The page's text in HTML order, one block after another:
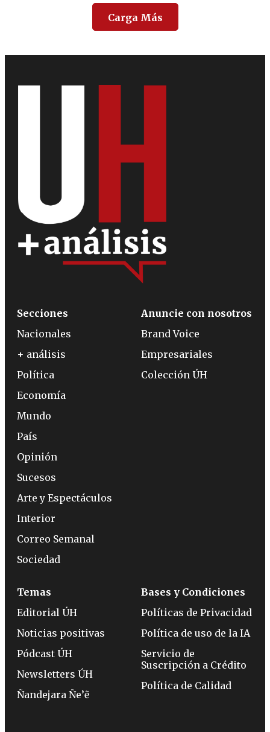
Carga Más
Secciones
Nacionales
+ análisis
Política
Economía
Mundo
País
Opinión
Sucesos
Arte y Espectáculos
Interior
Correo Semanal
Sociedad
Anuncie con nosotros
Brand Voice
Empresariales
Colección ÚH
Temas
Editorial ÚH
Noticias positivas
Pódcast ÚH
Newsletters ÚH
Ñandejara Ñe’ẽ
Bases y Condiciones
Políticas de Privacidad
Política de uso de la IA
Servicio de
Suscripción a Crédito
Política de Calidad